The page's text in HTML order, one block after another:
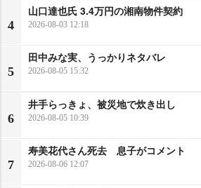
4
山口達也氏 3.4万円の湘南物件契約
2026-08-03 12:18
5
田中みな実、うっかりネタバレ
2026-08-05 15:32
6
井手らっきょ、被災地で炊き出し
2026-08-05 10:39
7
寿美花代さん死去 息子がコメント
2026-08-06 12:07